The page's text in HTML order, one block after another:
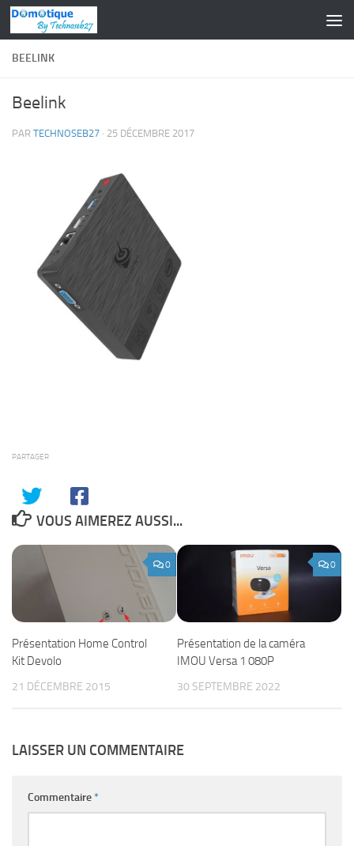
Skip to content
BEELINK
Beelink
PAR TECHNOSEB27 · 25 DÉCEMBRE 2017
PARTAGER
VOUS AIMEREZ AUSSI...
0
Présentation Home Control
Kit Devolo
21 DÉCEMBRE 2015
0
Présentation de la caméra
IMOU Versa 1 080P
30 SEPTEMBRE 2022
LAISSER UN COMMENTAIRE
Commentaire*